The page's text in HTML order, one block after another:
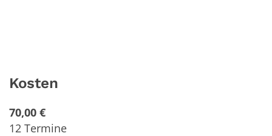
Kosten
70,00 €
12 Termine